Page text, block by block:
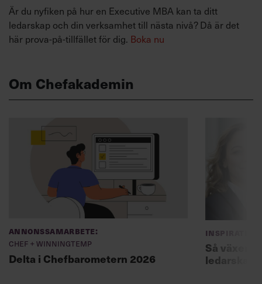
Är du nyfiken på hur en Executive MBA kan ta ditt
ledarskap och din verksamhet till nästa nivå? Då är det
här prova-på-tillfället för dig. Boka nu
Om Chefakademin
Annonssamarbete:
Chef + Winningtemp
Delta i Chefbarometern 2026
Inspiration
Så växer
ledarskap